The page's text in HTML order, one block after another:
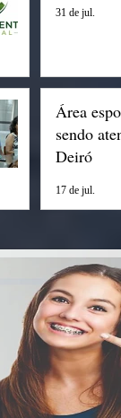
31 de jul.
Área
sendo
Deiró
17 de jul.